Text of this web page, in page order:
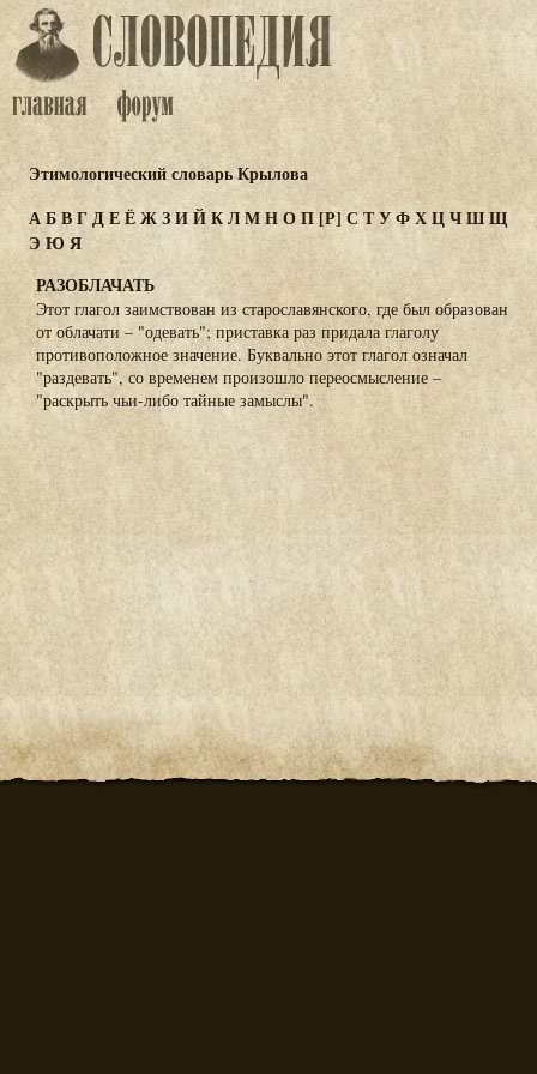
Этимологический словарь Крылова
АБВГДЕЁЖЗИЙКЛМНОП[Р] СТУФХЦЧШЩ
Э Ю Я
РАЗОБЛАЧАТЬ
Этот глагол заимствован из старославянского, где был образован
от облачати – "одевать"; приставка раз придала глаголу
противоположное значение. Буквально этот глагол означал
"раздевать", со временем произошло переосмысление –
"раскрыть чьи-либо тайные замыслы".